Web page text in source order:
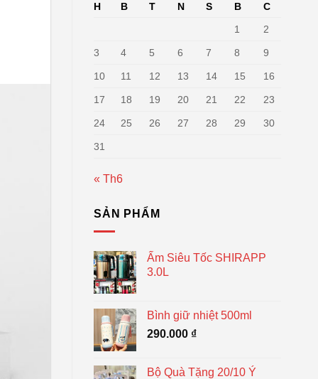
H B T N S B
C
1
2
3 4 5 6 7 8 9
10 11 12 13 14 15 16
17 18 19 20 21 22 23
24 25 26 27 28 29 30
31
« Th6
SẢN PHẨM
Ấm Siêu Tốc SHIRAPP
3.0L
Bình giữ nhiệt 500ml
290.000 ₫
Bộ Quà Tặng 20/10 Ý